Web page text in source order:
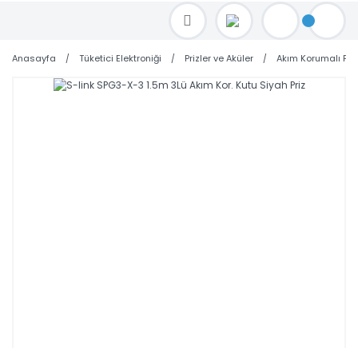
TOPTAN FİYAT ALMAK İÇİN satis@toptanbilgisayar.net MAİL ATINIZ.
SİPARİŞLERİNİZİ AYNI GÜN KARGO İLE GÖNDERİYORUZ!
Anasayfa Tüketici Elektroniği Prizler ve Aküler Akım Korumalı